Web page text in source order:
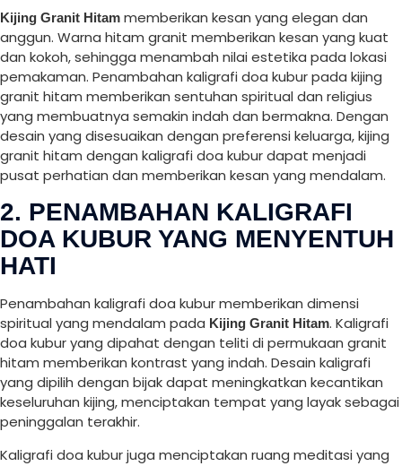
Kijing Granit Hitam memberikan kesan yang elegan dan
anggun. Warna hitam granit memberikan kesan yang kuat
dan kokoh, sehingga menambah nilai estetika pada lokasi
pemakaman. Penambahan kaligrafi doa kubur pada kijing
granit hitam memberikan sentuhan spiritual dan religius
yang membuatnya semakin indah dan bermakna. Dengan
desain yang disesuaikan dengan preferensi keluarga, kijing
granit hitam dengan kaligrafi doa kubur dapat menjadi
pusat perhatian dan memberikan kesan yang mendalam.
2. PENAMBAHAN KALIGRAFI
DOA KUBUR YANG MENYENTUH
HATI
Penambahan kaligrafi doa kubur memberikan dimensi
spiritual yang mendalam pada Kijing Granit Hitam. Kaligrafi
doa kubur yang dipahat dengan teliti di permukaan granit
hitam memberikan kontrast yang indah. Desain kaligrafi
yang dipilih dengan bijak dapat meningkatkan kecantikan
keseluruhan kijing, menciptakan tempat yang layak sebagai
peninggalan terakhir.
Kaligrafi doa kubur juga menciptakan ruang meditasi yang